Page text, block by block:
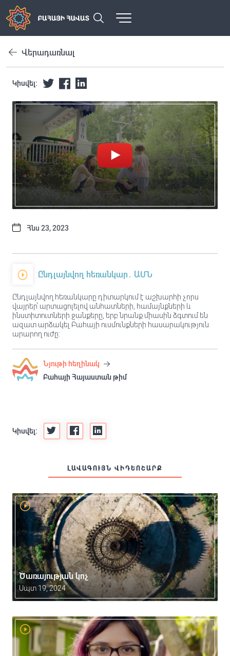
Վերադառնալ
Կիսվել:
Հնս 23, 2023
Ընդլայնվող հեռանկար․ ԱՄՆ
Ընդլայնվող հեռանկարը դիտարկում է աշխարհի չորս
վայրեր՝ արտացոլելով անհատների, համայնքների և
ինստիտուտների ջանքերը, երբ նրանք միասին ձգտում են
ազատ արձակել Բահայի ուսմունքների հասարակություն
արարող ուժը:
Նյութի հեղինակ
Բահայի Հայաստան թիմ
Կիսվել:
ԼԱՎԱԳՈՒՅՆ ՎԻԴԵՈՇԱՐՔ
Ծառայության կոչ
Սպտ 19, 2024